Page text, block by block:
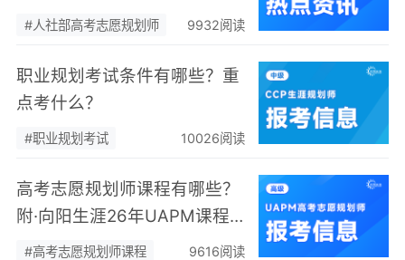
执业不可少
#人社部高考志愿规划师 9932阅读
职业规划考试条件有哪些？重
点考什么？
#职业规划考试 10026阅读
高考志愿规划师课程有哪些？
附·向阳生涯26年UAPM课程
开班计划表
#高考志愿规划师课程 9616阅读